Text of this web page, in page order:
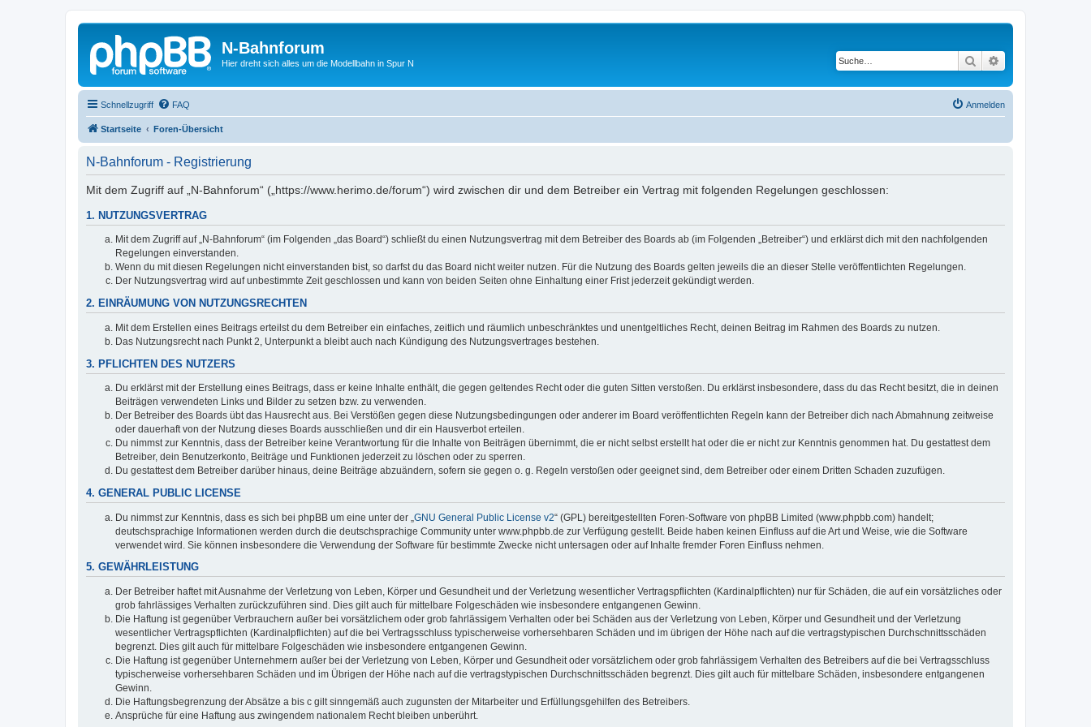
N-Bahnforum
Hier dreht sich alles um die Modellbahn in Spur N Suche
Schnellzugriff FAQ Anmelden
Startseite Foren-Übersicht
N-Bahnforum - Registrierung
Mit dem Zugriff auf „N-Bahnforum“ („https://www.herimo.de/forum“) wird zwischen dir und dem Betreiber ein Vertrag mit folgenden Regelungen geschlossen:
1. NUTZUNGSVERTRAG
Mit dem Zugriff auf „N-Bahnforum“ (im Folgenden „das Board“) schließt du einen Nutzungsvertrag mit dem Betreiber des Boards ab (im Folgenden „Betreiber“) und erklärst dich mit den nachfolgenden
Regelungen einverstanden.
Wenn du mit diesen Regelungen nicht einverstanden bist, so darfst du das Board nicht weiter nutzen. Für die Nutzung des Boards gelten jeweils die an dieser Stelle veröffentlichten Regelungen.
Der Nutzungsvertrag wird auf unbestimmte Zeit geschlossen und kann von beiden Seiten ohne Einhaltung einer Frist jederzeit gekündigt werden.
2. EINRÄUMUNG VON NUTZUNGSRECHTEN
Mit dem Erstellen eines Beitrags erteilst du dem Betreiber ein einfaches, zeitlich und räumlich unbeschränktes und unentgeltliches Recht, deinen Beitrag im Rahmen des Boards zu nutzen.
Das Nutzungsrecht nach Punkt 2, Unterpunkt a bleibt auch nach Kündigung des Nutzungsvertrages bestehen.
3. PFLICHTEN DES NUTZERS
Du erklärst mit der Erstellung eines Beitrags, dass er keine Inhalte enthält, die gegen geltendes Recht oder die guten Sitten verstoßen. Du erklärst insbesondere, dass du das Recht besitzt, die in deinen
Beiträgen verwendeten Links und Bilder zu setzen bzw. zu verwenden.
Der Betreiber des Boards übt das Hausrecht aus. Bei Verstößen gegen diese Nutzungsbedingungen oder anderer im Board veröffentlichten Regeln kann der Betreiber dich nach Abmahnung zeitweise
oder dauerhaft von der Nutzung dieses Boards ausschließen und dir ein Hausverbot erteilen.
Du nimmst zur Kenntnis, dass der Betreiber keine Verantwortung für die Inhalte von Beiträgen übernimmt, die er nicht selbst erstellt hat oder die er nicht zur Kenntnis genommen hat. Du gestattest dem
Betreiber, dein Benutzerkonto, Beiträge und Funktionen jederzeit zu löschen oder zu sperren.
Du gestattest dem Betreiber darüber hinaus, deine Beiträge abzuändern, sofern sie gegen o. g. Regeln verstoßen oder geeignet sind, dem Betreiber oder einem Dritten Schaden zuzufügen.
4. GENERAL PUBLIC LICENSE
Du nimmst zur Kenntnis, dass es sich bei phpBB um eine unter der „ GNU General Public License v2“ (GPL) bereitgestellten Foren-Software von phpBB Limited (www.phpbb.com) handelt;
deutschsprachige Informationen werden durch die deutschsprachige Community unter www.phpbb.de zur Verfügung gestellt. Beide haben keinen Einfluss auf die Art und Weise, wie die Software
verwendet wird. Sie können insbesondere die Verwendung der Software für bestimmte Zwecke nicht untersagen oder auf Inhalte fremder Foren Einfluss nehmen.
5. GEWÄHRLEISTUNG
Der Betreiber haftet mit Ausnahme der Verletzung von Leben, Körper und Gesundheit und der Verletzung wesentlicher Vertragspflichten (Kardinalpflichten) nur für Schäden, die auf ein vorsätzliches oder
grob fahrlässiges Verhalten zurückzuführen sind. Dies gilt auch für mittelbare Folgeschäden wie insbesondere entgangenen Gewinn.
Die Haftung ist gegenüber Verbrauchern außer bei vorsätzlichem oder grob fahrlässigem Verhalten oder bei Schäden aus der Verletzung von Leben, Körper und Gesundheit und der Verletzung
wesentlicher Vertragspflichten (Kardinalpflichten) auf die bei Vertragsschluss typischerweise vorhersehbaren Schäden und im übrigen der Höhe nach auf die vertragstypischen Durchschnittsschäden
begrenzt. Dies gilt auch für mittelbare Folgeschäden wie insbesondere entgangenen Gewinn.
Die Haftung ist gegenüber Unternehmern außer bei der Verletzung von Leben, Körper und Gesundheit oder vorsätzlichem oder grob fahrlässigem Verhalten des Betreibers auf die bei Vertragsschluss
typischerweise vorhersehbaren Schäden und im Übrigen der Höhe nach auf die vertragstypischen Durchschnittsschäden begrenzt. Dies gilt auch für mittelbare Schäden, insbesondere entgangenen
Gewinn.
Die Haftungsbegrenzung der Absätze a bis c gilt sinngemäß auch zugunsten der Mitarbeiter und Erfüllungsgehilfen des Betreibers.
Ansprüche für eine Haftung aus zwingendem nationalem Recht bleiben unberührt.